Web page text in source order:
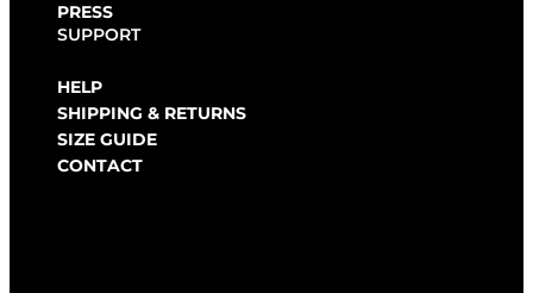
PRESS
SUPPORT
HELP
SHIPPING & RETURNS
SIZE GUIDE
CONTACT